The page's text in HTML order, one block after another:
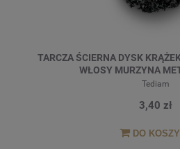
TARCZA ŚCIERNA DYSK
WŁOSY MURZYNA
Tediam
3,40 zł
DO